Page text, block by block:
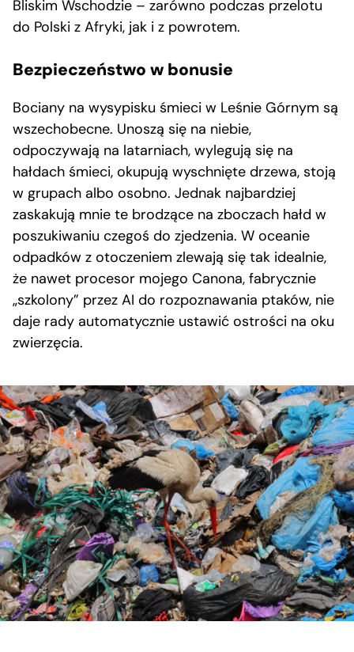
Bliskim Wschodzie – zarówno podczas przelotu
do Polski z Afryki, jak i z powrotem.
Bezpieczeństwo w bonusie
Bociany na wysypisku śmieci w Leśnie Górnym są
wszechobecne. Unoszą się na niebie,
odpoczywają na latarniach, wylegują się na
hałdach śmieci, okupują wyschnięte drzewa, stoją
w grupach albo osobno. Jednak najbardziej
zaskakują mnie te brodzące na zboczach hałd w
poszukiwaniu czegoś do zjedzenia. W oceanie
odpadków z otoczeniem zlewają się tak idealnie,
że nawet procesor mojego Canona, fabrycznie
„szkolony” przez AI do rozpoznawania ptaków, nie
daje rady automatycznie ustawić ostrości na oku
zwierzęcia.